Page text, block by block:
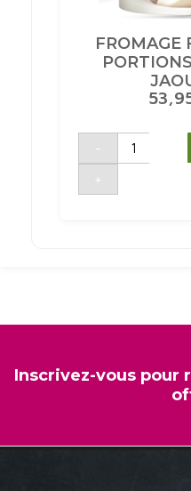
FROMAGE
-
quantité
FROMAGE
PORTIONS
+
Inscrivez-vous pour